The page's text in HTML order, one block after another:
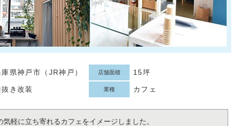
庫県神戸市（JR神戸） 店舗面積 15坪
抜き改装 業種 カフェ
気軽に立ち寄れるカフェをイメージしました。